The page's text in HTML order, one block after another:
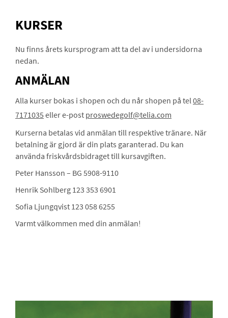
KURSER
Nu finns årets kursprogram att ta del av i undersidorna
nedan.
ANMÄLAN
Alla kurser bokas i shopen och du når shopen på tel08-
7171035 eller e-post proswedegolf@telia.com
Kurserna betalas vid anmälan till respektive tränare. När
betalning är gjord är din plats garanterad. Du kan
använda friskvårdsbidraget till kursavgiften.
Peter Hansson – BG 5908-9110
Henrik Sohlberg 123 353 6901
Sofia Ljungqvist 123 058 6255
Varmt välkommen med din anmälan!